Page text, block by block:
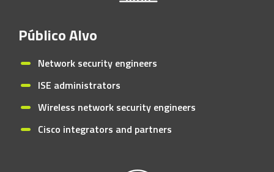
Público Alvo
Network security engineers
ISE administrators
Wireless network security engineers
Cisco integrators and partners